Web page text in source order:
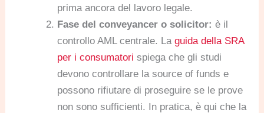
prima ancora del lavoro legale.
Fase del conveyancer o solicitor: è il
controllo AML centrale. Laguida della SRA
per i consumatori spiega che gli studi
devono controllare la source of funds e
possono rifiutare di proseguire se le prove
non sono sufficienti. In pratica, è qui che la